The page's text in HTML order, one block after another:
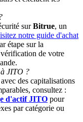
surBitrue, un
notre guide d'achat
étape sur la
de votre
JITO ?
des capitalisations
consultez :
d'actif JITO pour
par catégorie ou